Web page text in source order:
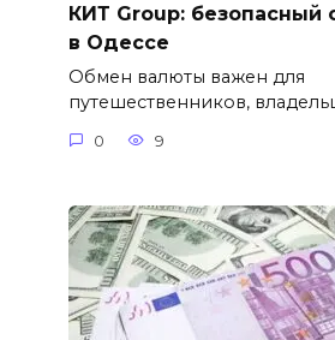
КИТ Group: безопасный
в Одессе
Обмен валюты важен для
путешественников,
0 9